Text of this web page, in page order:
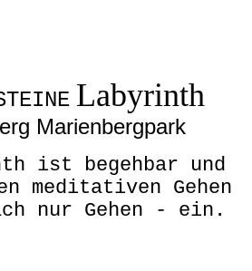
Labyrinth
Marienbergpark
ist begehbar und
meditativen Gehen
nur Gehen - ein.